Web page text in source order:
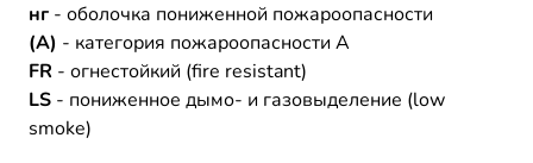
нг - оболочка пониженной пожароопасности
(A) - категория пожароопасности A
FR - огнестойкий (fire resistant)
LS - пониженное дымо- и газовыделение (low
smoke)